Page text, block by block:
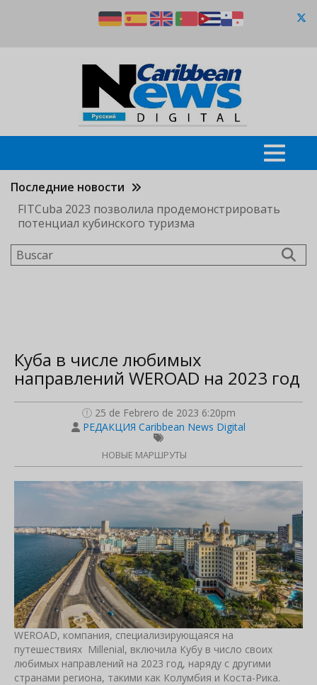
Последние новости
FITCuba 2023 позволила продемонстрировать
потенциал кубинского туризма
Buscar
Куба в числе любимых
направлений WEROAD на 2023 год
25 de Febrero de 2023 6:20pm
РЕДАКЦИЯ Caribbean News Digital
НОВЫЕ МАРШРУТЫ
WEROAD, компания, специализирующаяся на
путешествиях Millenial, включила Кубу в число своих
любимых направлений на 2023 год, наряду с другими
странами региона, такими как Колумбия и Коста-Рика.